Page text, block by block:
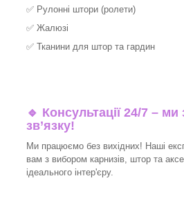
✅ Рулонні штори (ролети)
✅ Жалюзі
✅ Тканини для штор та гардин
🔹 Консультації 24/7 –
зв’язку!
Ми працюємо без вихідних! Наші
вам з вибором карнизів, штор та
ідеального інтер'єру.​